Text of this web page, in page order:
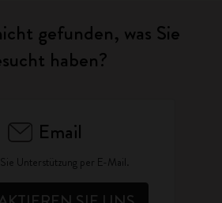
gefunden, was Sie
haben?
Email
Unterstützung per E-Mail.